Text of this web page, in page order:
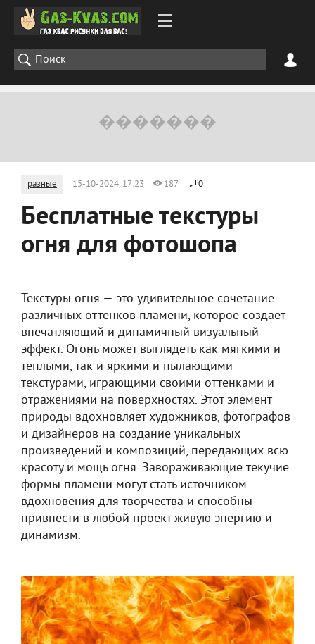
разные 15-10-2024, 17:23 187 0
Бесплатные текстуры
огня для фотошопа
Текстуры огня — это удивительное сочетание
различных оттенков пламени, которое создает
впечатляющий и динамичный визуальный
эффект. Огонь может выглядеть как мягкими и
теплыми, так и яркими и пылающими
текстурами, играющими своими оттенками и
отражениями на поверхностях. Этот элемент
природы вдохновляет художников, фотографов
и дизайнеров на создание уникальных
произведений и композиций, передающих всю
красоту и мощь огня. Завораживающие текучие
формы пламени могут стать источником
вдохновения для творчества и способны
привнести в любой проект живую энергию и
динамизм.